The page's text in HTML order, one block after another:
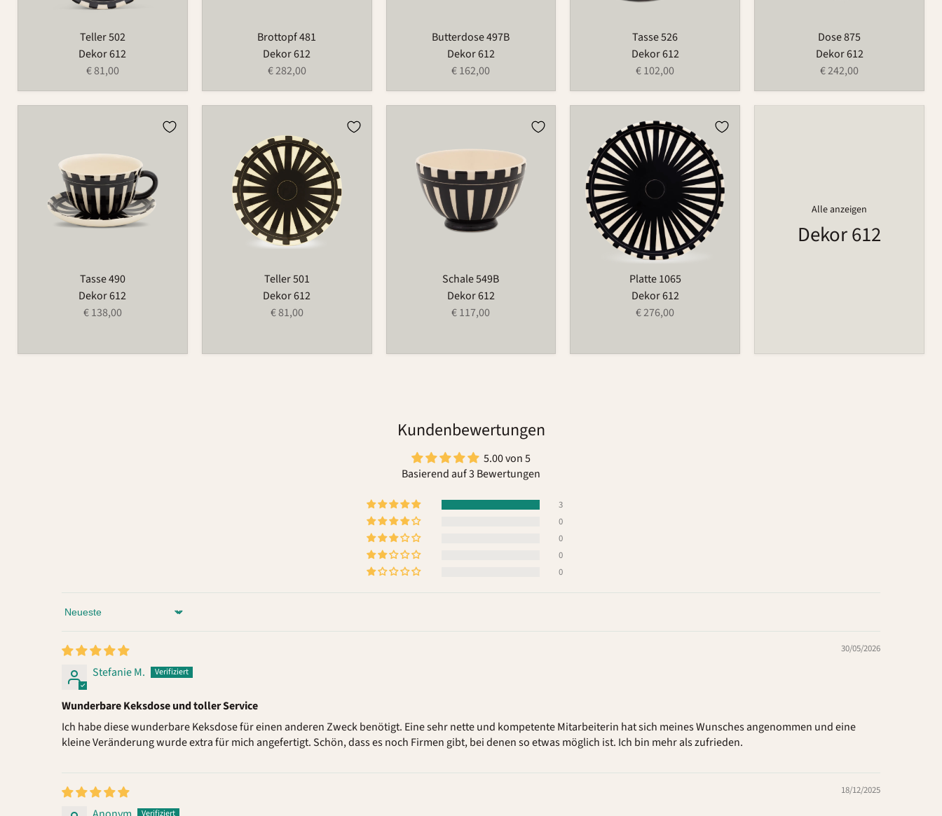
Teller 502
Dekor 612
€ 81,00
Brottopf 481
Dekor 612
€ 282,00
Butterdose 497B
Dekor 612
€ 162,00
Tasse 526
Dekor 612
€ 102,00
Dose 875
Dekor 612
€ 242,00
Tasse 490
Dekor 612
€ 138,00
Teller 501
Dekor 612
€ 81,00
Schale 549B
Dekor 612
€ 117,00
Platte 1065
Dekor 612
€ 276,00
Alle anzeigen
Dekor 612
Kundenbewertungen
5.00 von 5
Basierend auf 3 Bewertungen
3
0
0
0
0
Sort by
30/05/2026
Stefanie M.
Wunderbare Keksdose und toller Service
Ich habe diese wunderbare Keksdose für einen anderen Zweck benötigt. Eine sehr nette und kompetente Mitarbeiterin hat sich meines Wunsches angenommen und eine
kleine Veränderung wurde extra für mich angefertigt. Schön, dass es noch Firmen gibt, bei denen so etwas möglich ist. Ich bin mehr als zufrieden.
18/12/2025